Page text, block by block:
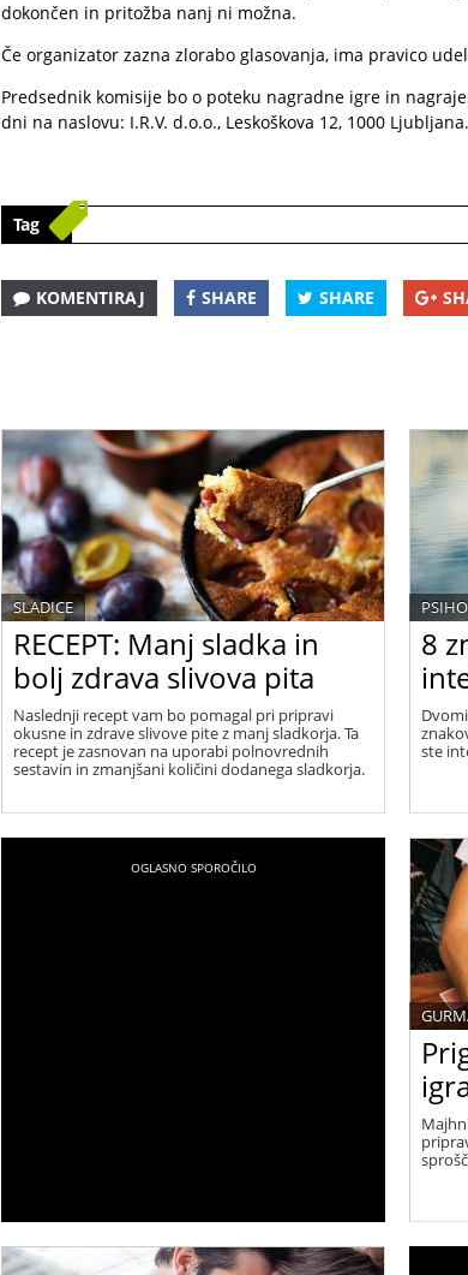
dokončen in pritožba nanj ni možna.
Če organizator zazna zlorabo glasovanja, ima pravico
Predsednik komisije bo o poteku nagradne igre in
dni na naslovu: I.R.V. d.o.o., Leskoškova 12, 1000 Ljubljana.
Tag
KOMENTIRAJ SHARE SHARE
RECEPT: Manj sladka in
bolj zdrava slivova pita
SLADICE
Naslednji recept vam bo pomagal pri pripravi
okusne in zdrave slivove pite z manj sladkorja. Ta
recept je zasnovan na uporabi polnovrednih
sestavin in zmanjšani količini dodanega sladkorja.
8
ste